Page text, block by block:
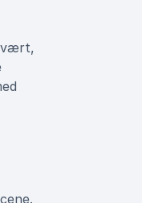
vært,